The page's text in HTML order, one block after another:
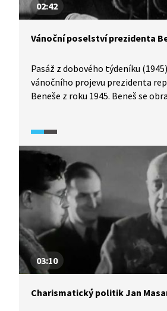
02:42
Vánoční poselství prezidenta
Pasáž z dobového týdeníku
vánočního projevu prezidenta
Beneše z roku 1945. Beneš se
zamyšlení, tak výzvu do budoucna.
povzbudit, ale zároveň otevřeně
těžkosti poválečného období.
v duchu umírněného optimismu,
a mravní odpovědnosti za další
Národní filmový archiv
03:10
Charismatický politik Jan